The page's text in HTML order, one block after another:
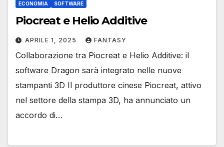
ECONOMIA SOFTWARE
Piocreat e Helio Additive
APRILE 1, 2025 FANTASY
Collaborazione tra Piocreat e Helio Additive: il
software Dragon sarà integrato nelle nuove
stampanti 3D Il produttore cinese Piocreat, attivo
nel settore della stampa 3D, ha annunciato un
accordo di…